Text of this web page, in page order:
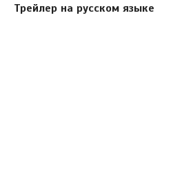
Трейлер на русском языке